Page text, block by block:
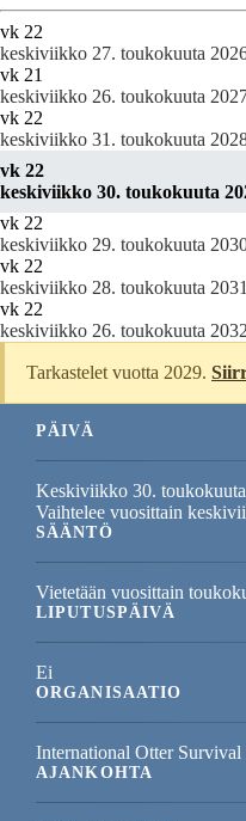
vk 22
keskiviikko 27. toukokuuta
vk 21
keskiviikko 26. toukokuuta
vk 22
keskiviikko 31. toukokuuta
vk 22
keskiviikko 30. toukokuuta
vk 22
keskiviikko 29. toukokuuta
vk 22
keskiviikko 28. toukokuuta 2031
vk 22
keskiviikko 26. toukokuuta 2032
Tarkastelet vuotta 2029.
PÄIVÄ
Keskiviikko 30.
Vaihtelee vuosittain
SÄÄNTÖ
Vietetään vuosittain
LIPUTUSPÄIVÄ
Ei
ORGANISAATIO
International Otter
AJANKOHTA